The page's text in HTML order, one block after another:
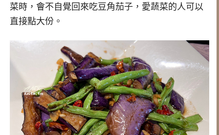
菜時，會不自覺回來吃豆角茄子，愛蔬菜的人可以
直接點大份。